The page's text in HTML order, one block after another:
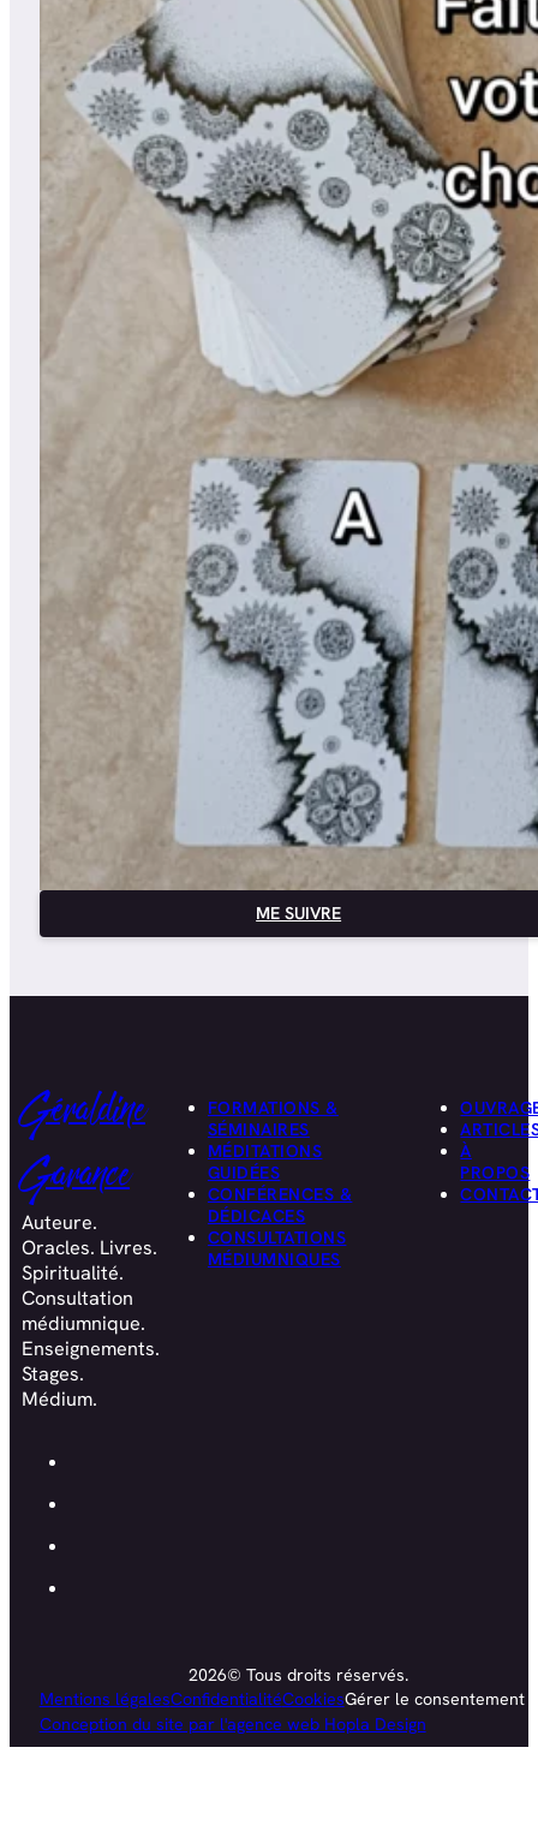
ME SUIVRE
Géraldine
Garance
Auteure.
Oracles. Livres.
Spiritualité.
Consultation
médiumnique.
Enseignements.
Stages.
Médium.
FORMATIONS &
SÉMINAIRES
MÉDITATIONS
GUIDÉES
CONFÉRENCES &
DÉDICACES
CONSULTATIONS
MÉDIUMNIQUES
À
PROPOS
2026© Tous droits réservés.
Mentions légalesConfidentialitéCookiesGérer le consentement
Conception du site par l'agence web Hopla Design